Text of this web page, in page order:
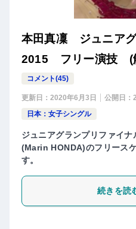
本田真凜 ジュニア
2015 フリー演技 (
コメント(45)
更新日： 2020年6月3日 公開日：
日本：女子シングル
ジュニアグランプリファイ
(Marin HONDA)のフリース
す。
続きを読